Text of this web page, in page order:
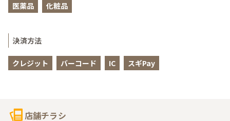
医薬品 化粧品
決済方法
クレジット バーコード IC スギPay
店舗チラシ